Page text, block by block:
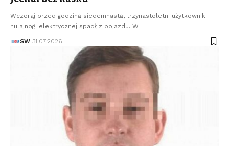
Wczoraj przed godziną siedemnastą, trzynastoletni użytkownik
hulajnogi elektrycznej spadł z pojazdu. W…
SW 31.07.2026